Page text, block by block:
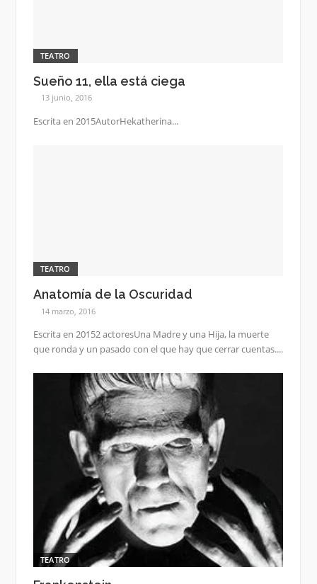
TEATRO
Sueño 11, ella está ciega
13 junio, 2016
Escrita en 2015AutorHekatherina...
TEATRO
Anatomía de la Oscuridad
14 marzo, 2016
Escrita en 20152 actoresUna Madre y una Hija, la muerte
que ronda y un pasado con el que hay que cerrar cuentas....
TEATRO